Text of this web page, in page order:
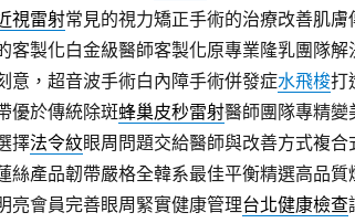
視雷射常見的視力矯正手術的治療改善肌
客製化白金級醫師客製化原專業隆乳團隊解
意，超音波手術白內障手術併發症水飛梭打
優於傳統除斑蜂巢皮秒雷射醫師團隊專精變
擇法令紋眼周問題交給醫師與改善方式複
絲產品韌帶嚴格全韓系最佳平衡精選高品質
亮會員完善眼周緊實健康管理台北健康檢查